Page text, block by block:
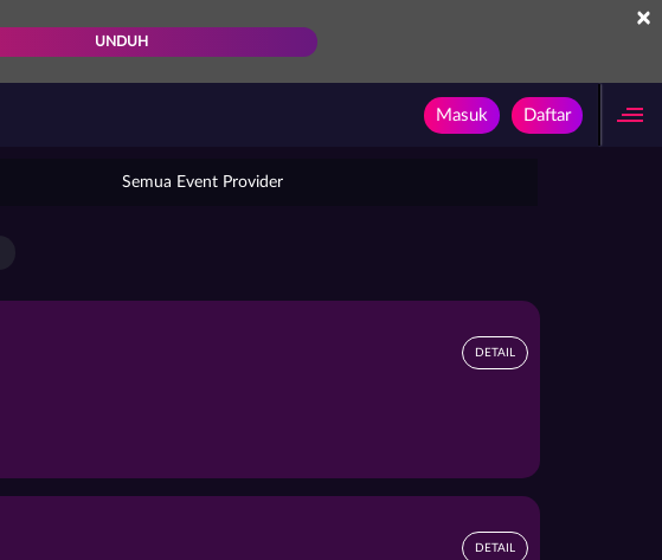
UNDUH
×
Masuk Daftar
Semua Event Provider
DETAIL
DETAIL